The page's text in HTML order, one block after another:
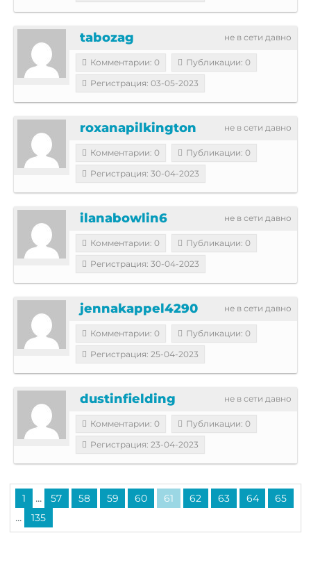
не в сети давно
tabozag
Комментарии: 0
Публикации: 0
Регистрация: 03-05-2023
не в сети давно
roxanapilkington
Комментарии: 0
Публикации: 0
Регистрация: 30-04-2023
не в сети давно
ilanabowlin6
Комментарии: 0
Публикации: 0
Регистрация: 30-04-2023
не в сети давно
jennakappel4290
Комментарии: 0
Публикации: 0
Регистрация: 25-04-2023
не в сети давно
dustinfielding
Комментарии: 0
Публикации: 0
Регистрация: 23-04-2023
1 ... 57 58 59 60 61 62 63 64 65
... 135